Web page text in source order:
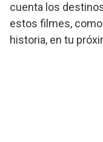
cuenta los
estos filmes,
historia, en tu